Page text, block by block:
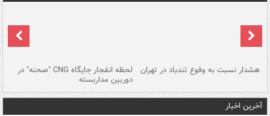
هشدار نسبت به وفوع تندباد در تهران لحظه انفجار جایگاه CNG "صحنه" در
دوربین مداربسته
آخرین اخبار